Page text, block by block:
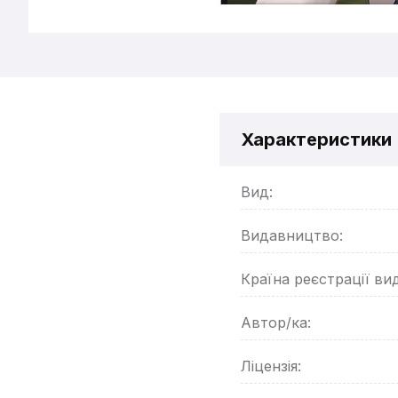
Характеристики
Вид:
Видавництво:
Країна реєстрації
Автор/ка:
Ліцензія: